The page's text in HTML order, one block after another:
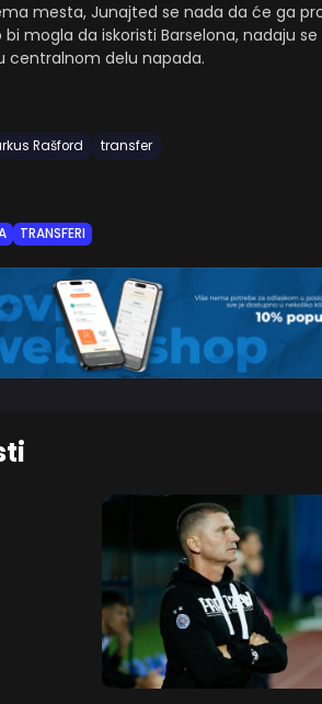
mesta, Junajted se nada da će ga
mogla da iskoristi Barselona, nadaju
centralnom delu napada.
Rašford transfer
TRANSFERI